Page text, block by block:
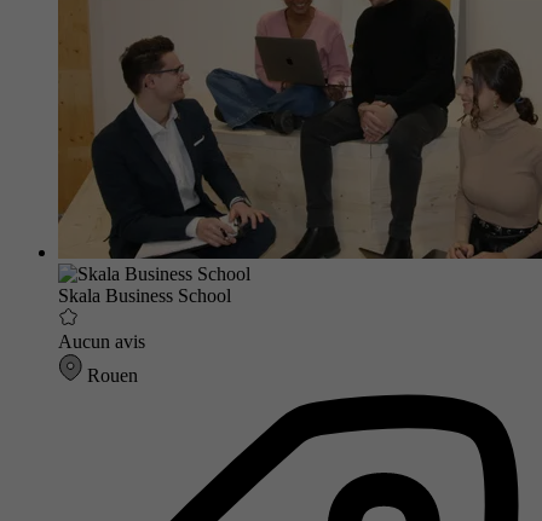
Skala Business School
Aucun avis
Rouen